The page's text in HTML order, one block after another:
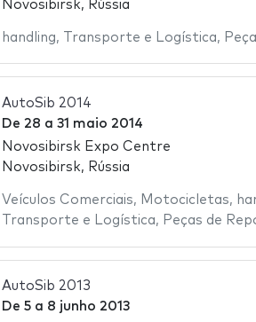
Novosibirsk, Rússia
handling, Transporte e Logística,
AutoSib 2014
De 28 a 31 maio 2014
Novosibirsk Expo Centre
Novosibirsk, Rússia
Veículos Comerciais, Motocicletas,
Transporte e Logística, Peças de
AutoSib 2013
De 5a 8 junho 2013